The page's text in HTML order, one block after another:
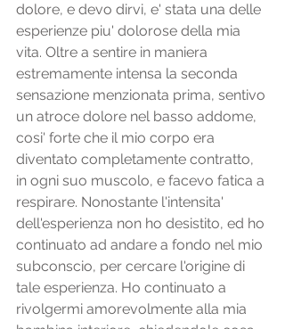
dolore, e devo dirvi, e' stata una delle
esperienze piu' dolorose della mia
vita. Oltre a sentire in maniera
estremamente intensa la seconda
sensazione menzionata prima, sentivo
un atroce dolore nel basso addome,
cosi' forte che il mio corpo era
diventato completamente contratto,
in ogni suo muscolo, e facevo fatica a
respirare. Nonostante l'intensita'
dell'esperienza non ho desistito, ed ho
continuato ad andare a fondo nel mio
subconscio, per cercare l'origine di
tale esperienza. Ho continuato a
rivolgermi amorevolmente alla mia